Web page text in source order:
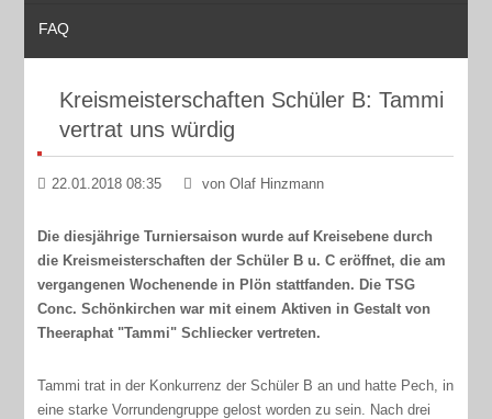
FAQ
Kreismeisterschaften Schüler B: Tammi
vertrat uns würdig
22.01.2018 08:35 von Olaf Hinzmann
Die diesjährige Turniersaison wurde auf Kreisebene durch
die Kreismeisterschaften der Schüler B u. C eröffnet, die am
vergangenen Wochenende in Plön stattfanden. Die TSG
Conc. Schönkirchen war mit einem Aktiven in Gestalt von
Theeraphat "Tammi" Schliecker vertreten.
Tammi trat in der Konkurrenz der Schüler B an und hatte Pech, in
eine starke Vorrundengruppe gelost worden zu sein. Nach drei